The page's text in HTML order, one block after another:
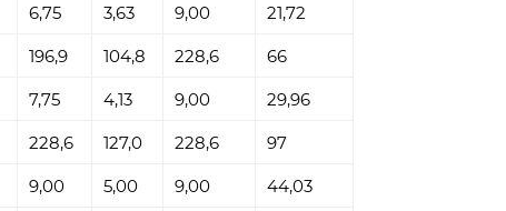
6,75 3,63 9,00 21,72
196,9 104,8 228,6
66
7,75 4,13 9,00 29,96
228,6 127,0 228,6
97
9,00 5,00 9,00 44,03